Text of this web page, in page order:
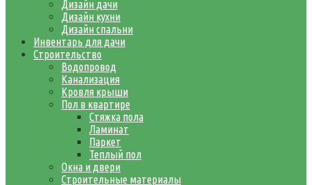
Дизайн дачи
Дизайн кухни
Дизайн спальни
Инвентарь для дачи
Строительство
Водопровод
Канализация
Кровля крыши
Пол в квартире
Стяжка пола
Ламинат
Паркет
Теплый пол
Окна и двери
Строительные материалы